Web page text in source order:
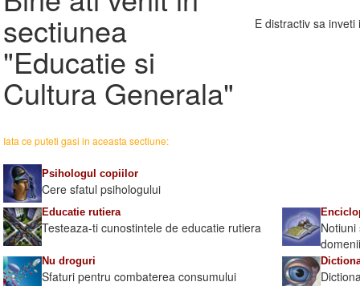
sectiunea
"Educatie si
Cultura Generala"
E distractiv sa
Iata ce puteti gasi in aceasta sectiune:
Psihologul copiilor
Cere sfatul psihologului
Educatie rutiera
Testeaza-ti cunostintele de educatie rutiera
Nu droguri
Sfaturi pentru combaterea consumului